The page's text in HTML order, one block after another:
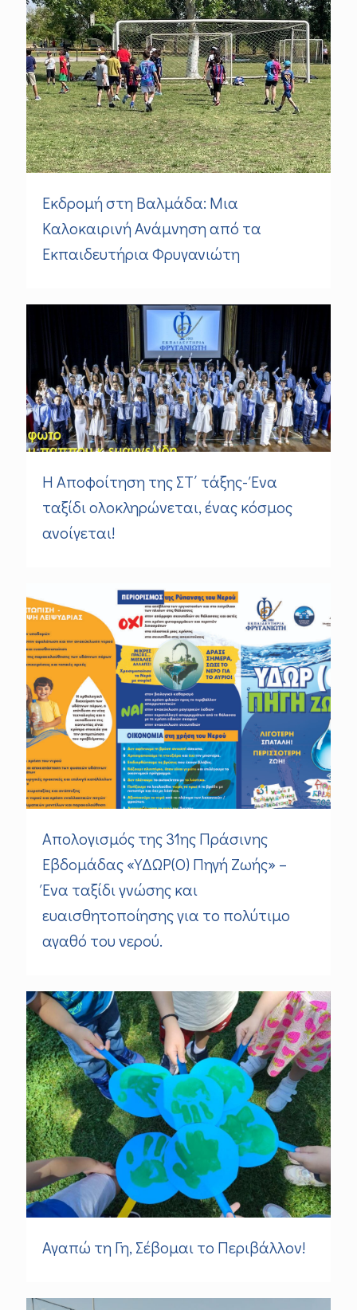
Εκδρομή στη Βαλμάδα: Μια
Καλοκαιρινή Ανάμνηση από τα
Εκπαιδευτήρια Φρυγανιώτη
Η Αποφοίτηση της ΣΤ΄ τάξης- Ένα
ταξίδι ολοκληρώνεται, ένας κόσμος
ανοίγεται!
Απολογισμός της 31ης Πράσινης
Εβδομάδας «ΥΔΩΡ(Ο) Πηγή Ζωής» –
Ένα ταξίδι γνώσης και
ευαισθητοποίησης για το πολύτιμο
αγαθό του νερού.
Αγαπώ τη Γη, Σέβομαι το Περιβάλλον!